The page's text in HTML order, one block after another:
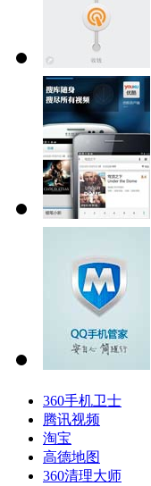
360手机卫士
腾讯视频
淘宝
高德地图
360清理大师